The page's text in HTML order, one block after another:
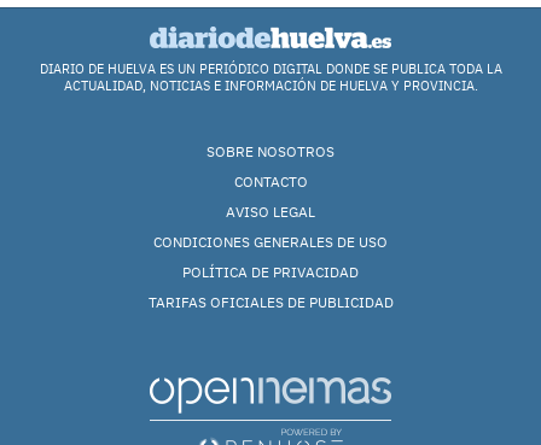
DIARIO DE HUELVA ES UN PERIÓDICO DIGITAL DONDE SE PUBLICA TODA LA
ACTUALIDAD, NOTICIAS E INFORMACIÓN DE HUELVA Y PROVINCIA.
SOBRE NOSOTROS
CONTACTO
AVISO LEGAL
CONDICIONES GENERALES DE USO
POLÍTICA DE PRIVACIDAD
TARIFAS OFICIALES DE PUBLICIDAD